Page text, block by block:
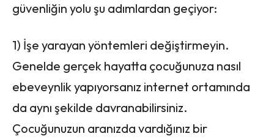
güvenliğin yolu şu adımlardan geçiyor:
1) İşe yarayan yöntemleri değiştirmeyin.
Genelde gerçek hayatta çocuğunuza nasıl
ebeveynlik yapıyorsanız internet ortamında
da aynı şekilde davranabilirsiniz.
Çocuğunuzun aranızda vardığınız bir